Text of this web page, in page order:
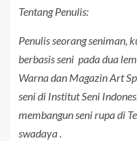
Tentang Penulis:
Penulis seorang seniman,
berbasis seni pada dua
Warna dan Magazin Art
seni di Institut Seni
membangun seni rupa di
swadaya .